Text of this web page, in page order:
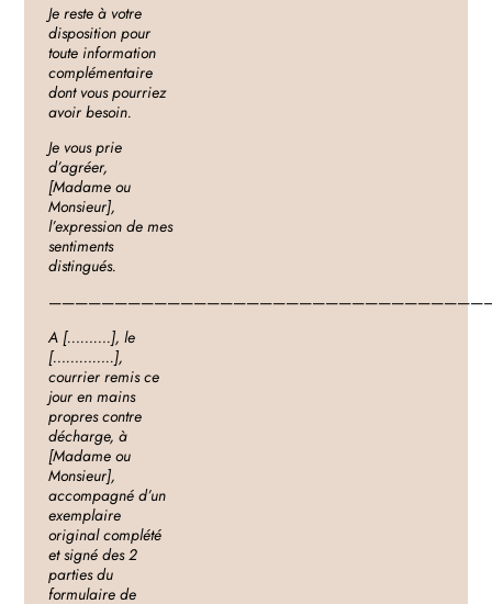
Je reste à votre
disposition pour
toute information
complémentaire
dont vous pourriez
avoir besoin.
Je vous prie
d’agréer,
[Madame ou
Monsieur],
l’expression de mes
sentiments
distingués.
A [……….], le
[…………..],
courrier remis ce
jour en mains
propres contre
décharge, à
[Madame ou
Monsieur],
accompagné d’un
exemplaire
original complété
et signé des 2
parties du
formulaire de